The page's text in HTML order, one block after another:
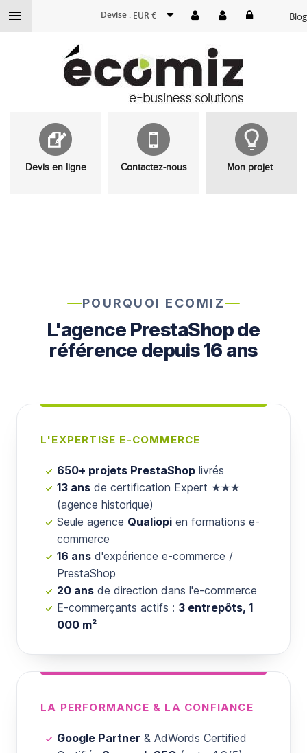
Devise : EUR € Blog

Devis en ligne Contactez-nous Mon projet
POURQUOI ECOMIZ
L'agence PrestaShop de
référence depuis 16 ans
L'EXPERTISE E-COMMERCE
650+ projets PrestaShop livrés
13 ans de certification Expert ★★★
(agence historique)
Seule agence Qualiopi en formations e-
commerce
16 ans d'expérience e-commerce /
PrestaShop
20 ans de direction dans l'e-commerce
E-commerçants actifs : 3 entrepôts, 1
000 m²
LA PERFORMANCE & LA CONFIANCE
Google Partner & AdWords Certified